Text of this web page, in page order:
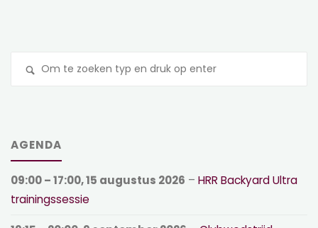
AGENDA
09:00– 17:00,15 augustus 2026 –HRR Backyard Ultra
trainingssessie